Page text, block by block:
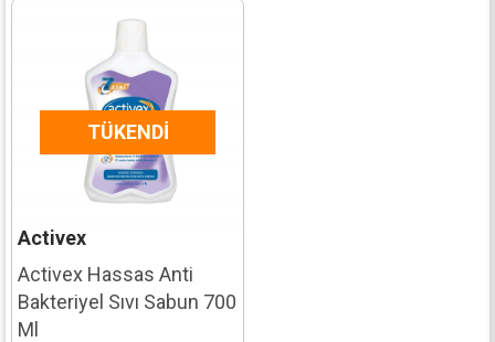
TÜKENDI
Activex
Activex Hassas Anti
Bakteriyel Sıvı Sabun 700
Ml